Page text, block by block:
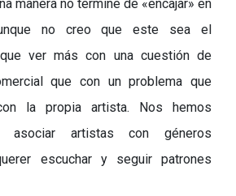
manera no termine de «encajar» en
no creo que este sea el
ver más con una cuestión de
que con un problema que
la propia artista. Nos hemos
asociar artistas con géneros
escuchar y seguir patrones